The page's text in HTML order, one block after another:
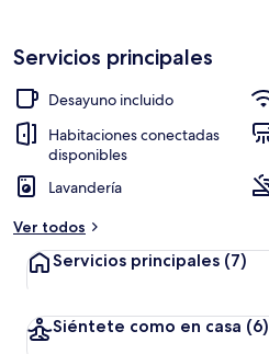
Servicios principales
Desayuno incluido
Habitaciones conectadas
disponibles
Lavandería
Ver todos
Servicios principales (7)
Siéntete como en casa (6)